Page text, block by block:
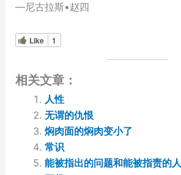
—尼古拉斯•赵四
Like 1
相关文章：
人性
无谓的仇恨
焖肉面的焖肉变小了
常识
能被指出的问题和能被指责的人